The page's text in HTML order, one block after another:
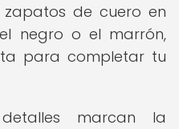
de cuero en
negro o el marrón,
para completar tu
marcan la